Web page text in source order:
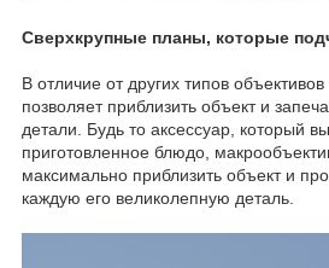
Сверхкрупные планы, которые
В отличие от других типов
позволяет приблизить объект и
детали. Будь то аксессуар, который
приготовленное блюдо,
максимально приблизить объект и
каждую его великолепную деталь.